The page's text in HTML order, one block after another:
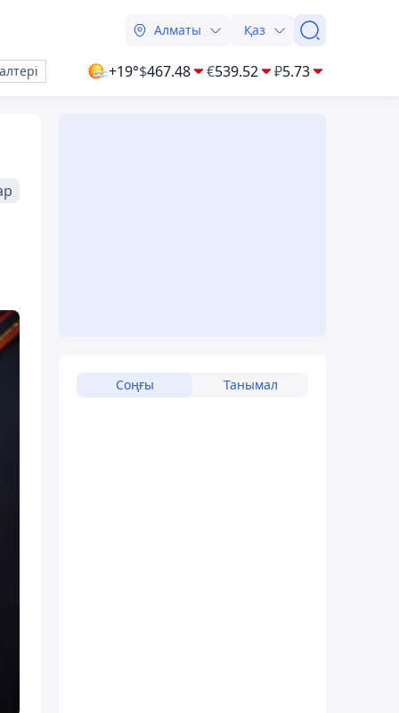
Алматы Қаз
+19°$467.48 €539.52 ₽5.73
Соңғы Танымал